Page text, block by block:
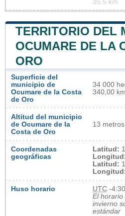
35.5 km
TERRITORIO DEL
OCUMARE DE LA
ORO
Superficie del
municipio de
Ocumare de la Costa
de Oro
34 000
340,00
Altitud del municipio
de Ocumare de la
Costa de Oro
13
Coordenadas
geográficas
Latitud:
Latitud:
Huso horario UTC -
El horario
invierno
estándar